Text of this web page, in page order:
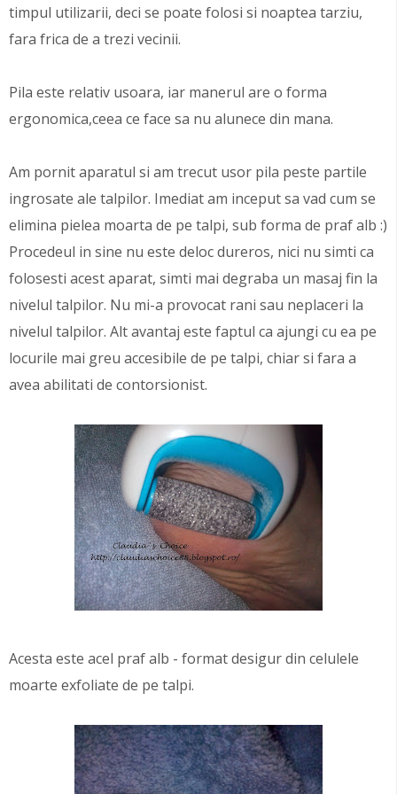
timpul utilizarii, deci se poate folosi si noaptea tarziu,
fara frica de a trezi vecinii.
Pila este relativ usoara, iar manerul are o forma
ergonomica,ceea ce face sa nu alunece din mana.
Am pornit aparatul si am trecut usor pila peste partile
ingrosate ale talpilor. Imediat am inceput sa vad cum se
elimina pielea moarta de pe talpi, sub forma de praf alb :)
Procedeul in sine nu este deloc dureros, nici nu simti ca
folosesti acest aparat, simti mai degraba un masaj fin la
nivelul talpilor. Nu mi-a provocat rani sau neplaceri la
nivelul talpilor. Alt avantaj este faptul ca ajungi cu ea pe
locurile mai greu accesibile de pe talpi, chiar si fara a
avea abilitati de contorsionist.
Acesta este acel praf alb - format desigur din celulele
moarte exfoliate de pe talpi.